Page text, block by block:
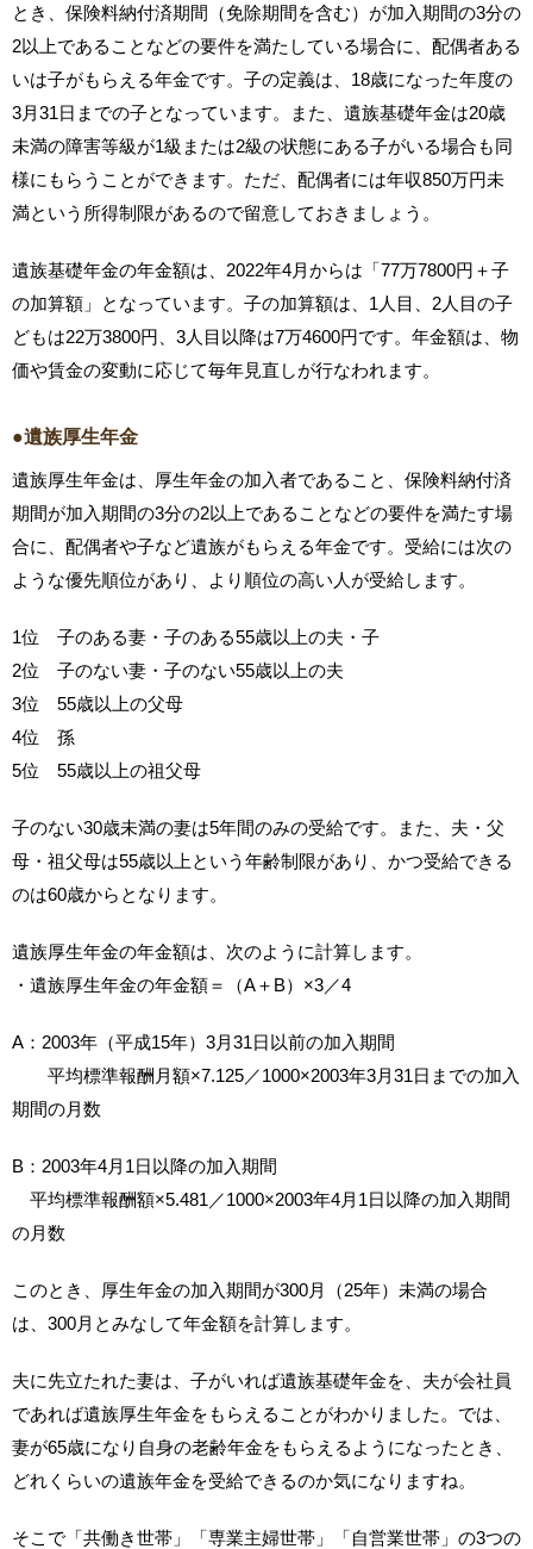
とき、保険料納付済期間（免除期間を含む）が加入期間の3分の
2以上であることなどの要件を満たしている場合に、配偶者ある
いは子がもらえる年金です。子の定義は、18歳になった年度の
3月31日までの子となっています。また、遺族基礎年金は20歳
未満の障害等級が1級または2級の状態にある子がいる場合も同
様にもらうことができます。ただ、配偶者には年収850万円未
満という所得制限があるので留意しておきましょう。
遺族基礎年金の年金額は、2022年4月からは「77万7800円＋子
の加算額」となっています。子の加算額は、1人目、2人目の子
どもは22万3800円、3人目以降は7万4600円です。年金額は、物
価や賃金の変動に応じて毎年見直しが行なわれます。
●遺族厚生年金
遺族厚生年金は、厚生年金の加入者であること、保険料納付済
期間が加入期間の3分の2以上であることなどの要件を満たす場
合に、配偶者や子など遺族がもらえる年金です。受給には次の
ような優先順位があり、より順位の高い人が受給します。
1位 子のある妻・子のある55歳以上の夫・子
2位 子のない妻・子のない55歳以上の夫
3位 55歳以上の父母
4位 孫
5位 55歳以上の祖父母
子のない30歳未満の妻は5年間のみの受給です。また、夫・父
母・祖父母は55歳以上という年齢制限があり、かつ受給できる
のは60歳からとなります。
遺族厚生年金の年金額は、次のように計算します。
・遺族厚生年金の年金額＝（A＋B）×3／4
A：2003年（平成15年）3月31日以前の加入期間
平均標準報酬月額×7.125／1000×2003年3月31日までの加入
期間の月数
B：2003年4月1日以降の加入期間
平均標準報酬額×5.481／1000×2003年4月1日以降の加入期間
の月数
このとき、厚生年金の加入期間が300月（25年）未満の場合
は、300月とみなして年金額を計算します。
夫に先立たれた妻は、子がいれば遺族基礎年金を、夫が会社員
であれば遺族厚生年金をもらえることがわかりました。では、
妻が65歳になり自身の老齢年金をもらえるようになったとき、
どれくらいの遺族年金を受給できるのか気になりますね。
そこで「共働き世帯」「専業主婦世帯」「自営業世帯」の3つの